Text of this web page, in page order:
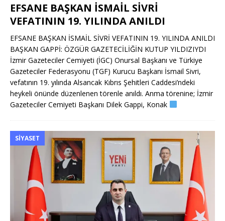
EFSANE BAŞKAN İSMAİL SİVRİ
VEFATININ 19. YILINDA ANILDI
EFSANE BAŞKAN İSMAİL SİVRİ VEFATININ 19. YILINDA ANILDI
BAŞKAN GAPPİ: ÖZGÜR GAZETECİLİĞİN KUTUP YILDIZIYDI
İzmir Gazeteciler Cemiyeti (İGC) Onursal Başkanı ve Türkiye
Gazeteciler Federasyonu (TGF) Kurucu Başkanı İsmail Sivri,
vefatının 19. yılında Alsancak Kıbrıs Şehitleri Caddesi’ndeki
heykeli önünde düzenlenen törenle anıldı. Anma törenine; İzmir
Gazeteciler Cemiyeti Başkanı Dilek Gappi, Konak
SIYASET